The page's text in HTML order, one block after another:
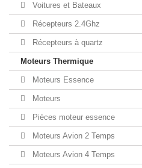
Voitures et Bateaux
Récepteurs 2.4Ghz
Récepteurs à quartz
Moteurs Thermique
Moteurs Essence
Moteurs
Pièces moteur essence
Moteurs Avion 2 Temps
Moteurs Avion 4 Temps